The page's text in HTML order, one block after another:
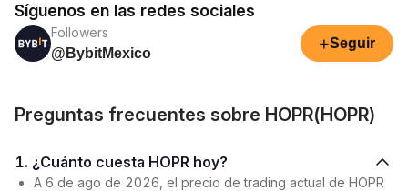
Síguenos en las redes sociales
Followers
@BybitMexico
+Seguir
Preguntas frecuentes sobre HOPR(HOPR)
1. ¿Cuánto cuesta HOPR hoy?
A 6 de ago de 2026, el precio de trading actual de HOPR